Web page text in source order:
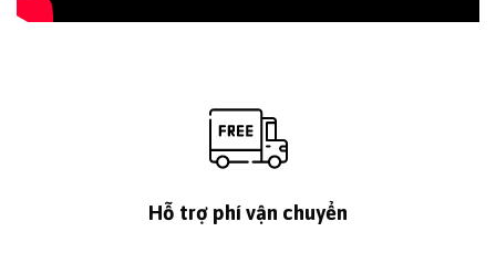
Hỗ trợ phí vận chuyển